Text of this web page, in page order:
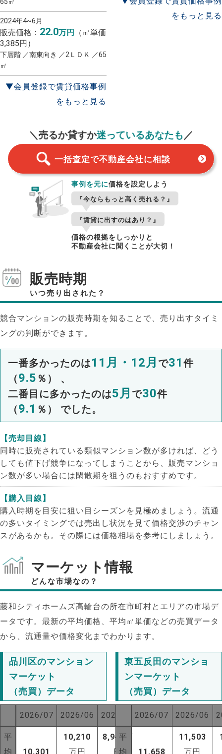
2024年4~6月
販売価格： 22.0万円
（㎡単価
3,385円）
下層階 ／南東向き ／2ＬＤＫ ／65
㎡
▼会員登録で賃貸価格事例
をもっと見る
をもっと見る
＼売るか貸すか迷っているあなたも／
一括査定で不動産会社に相談
事例を元に価格を設定しよう
『今ならもっと高く売れる？』
『賃貸に出すのはあり？』
価格の根拠をしっかりと
不動産会社に聞くことが大切！
販売時期
いつ売り出された？
競合マンションの販売時期を知ることで、売り出すタイミ
ングの判断ができます。
一番多かったのは11月・12月 で31 件
（9.5 ％） 、
二番目に多かったのは5月 で30件
（9.1 ％） でした。
【売却目線】
同時に販売されている類似マンション数が多ければ、どう
しても値下げ競争になってしまうことから、販売マンショ
ン数が多い場合には閑散期を狙うのもおすすめです。
【購入目線】
購入時期を目安に狙い目シーズンを見極めましょう。流通
の多いタイミングでは売出し状況を見て価格交渉のチャン
スがあるかも。その際には価格相場を参考にしましょう。
マーケット情報
どんな市場なの？
藤和シティホームズ高輪台の所在市町村とエリアの市場デ
ータです。最新の平均価格、平均㎡単価などの売買データ
から、流通量や価格変化までわかります。
品川区のマンション
マーケット
（売買）データ
2026/07 2026/06 2025/07
平
均
10,301
10,210
万円
8,944万
円
東五反田のマンショ
ンマーケット
（売買）データ
2026/07 2026/06
平
均
11,658
11,503
万円